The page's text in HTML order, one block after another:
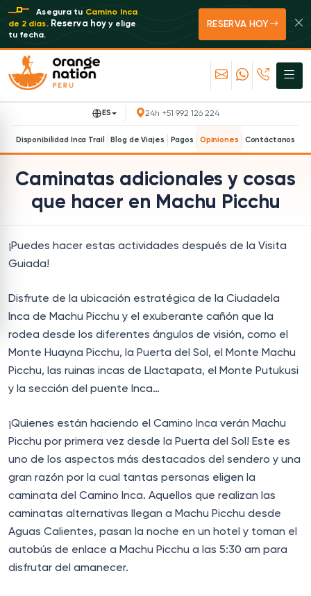
Asegura tu Camino Inca
de 2 días. Reserva hoy y elige
tu fecha.
RESERVA HOY
Disponibilidad Inca Trail Blog de Viajes Pagos Opiniones Contáctanos
ES 24h +51 992 126 224
Caminatas adicionales y cosas
que hacer en Machu Picchu
¡Puedes hacer estas actividades después de la Visita
Guiada!
Disfrute de la ubicación estratégica de la Ciudadela
Inca de Machu Picchu y el exuberante cañón que la
rodea desde los diferentes ángulos de visión, como el
Monte Huayna Picchu, la Puerta del Sol, el Monte Machu
Picchu, las ruinas incas de Llactapata, el Monte Putukusi
y la sección del puente Inca…
¡Quienes están haciendo el Camino Inca verán Machu
Picchu por primera vez desde la Puerta del Sol! Este es
uno de los aspectos más destacados del sendero y una
gran razón por la cual tantas personas eligen la
caminata del Camino Inca. Aquellos que realizan las
caminatas alternativas llegan a Machu Picchu desde
Aguas Calientes, pasan la noche en un hotel y toman el
autobús de enlace a Machu Picchu a las 5:30 am para
disfrutar del amanecer.